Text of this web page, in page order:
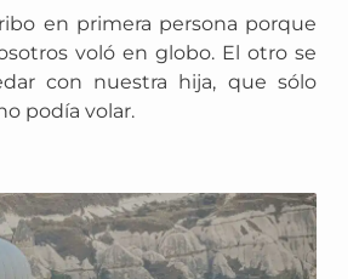
en primera persona porque
voló en globo. El otro se
con nuestra hija, que sólo
podía volar.